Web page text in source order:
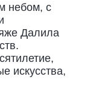
небом, с
Далила
искусства,